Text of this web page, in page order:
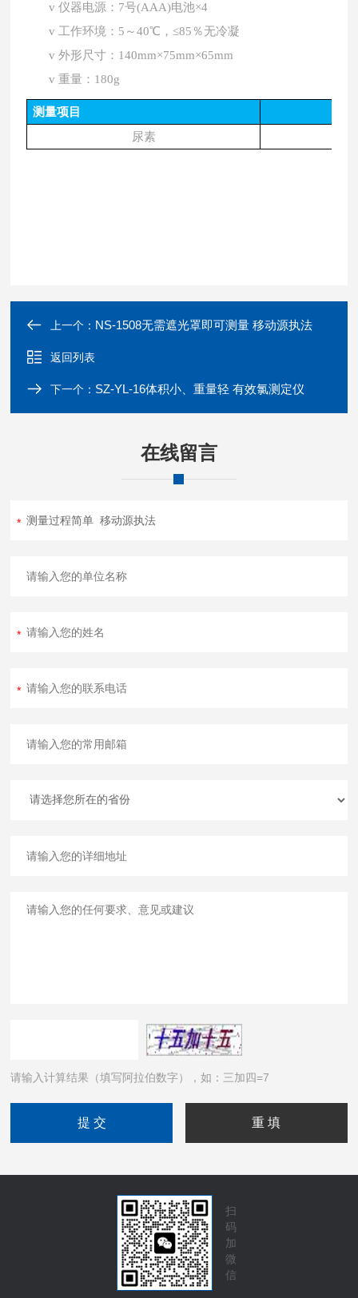
v 仪器电源：7号(AAA)电池×4
v 工作环境：5～40℃，≤85％无冷凝
v 外形尺寸：140mm×75mm×65mm
v 重量：180g
测量项目
尿素
上一个： NS-1508无需遮光罩即可测量 移动源执法
返回列表
下一个： SZ-YL-16体积小、重量轻 有效氯测定仪
在线留言
请输入计算结果（填写阿拉伯数字），如：三加四=7
扫
码
加
微
信